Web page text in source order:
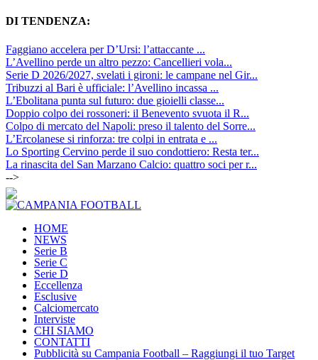
DI TENDENZA:
Faggiano accelera per D’Ursi: l’attaccante ...
L’Avellino perde un altro pezzo: Cancellieri vola...
Serie D 2026/2027, svelati i gironi: le campane nel Gir...
Tribuzzi al Bari è ufficiale: l’Avellino incassa ...
L’Ebolitana punta sul futuro: due gioielli classe...
Doppio colpo dei rossoneri: il Benevento svuota il R...
Colpo di mercato del Napoli: preso il talento del Sorre...
L’Ercolanese si rinforza: tre colpi in entrata e ...
Lo Sporting Cervino perde il suo condottiero: Resta ter...
La rinascita del San Marzano Calcio: quattro soci per r...
-->
HOME
NEWS
Serie B
Serie C
Serie D
Eccellenza
Esclusive
Calciomercato
Interviste
CHI SIAMO
CONTATTI
Pubblicità su Campania Football – Raggiungi il tuo Target